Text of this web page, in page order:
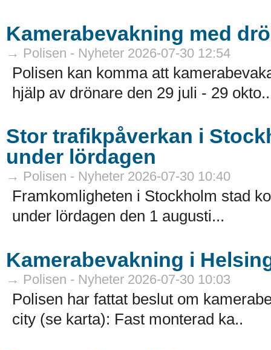
Kamerabevakning med
→ Polisen - Nyheter 2026-07-30 12:54
Polisen kan komma att
hjälp av drönare den 29 juli - 29 okto..
Stor trafikpåverkan i
under lördagen
→ Polisen - Nyheter 2026-07-30 10:40
Framkomligheten i Stockholm stad
under lördagen den 1 augusti...
Kamerabevakning i
→ Polisen - Nyheter 2026-07-30 10:03
Polisen har fattat beslut om
city (se karta): Fast monterad ka..